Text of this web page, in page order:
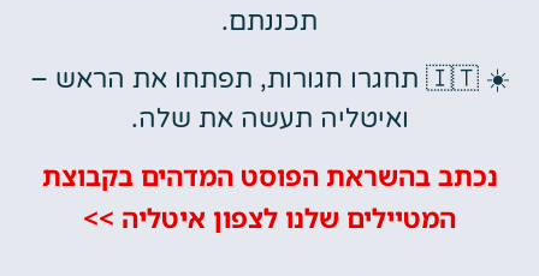
תכננתם.
☀️ 🇮🇹 תחגרו חגורות, תפתחו את הראש –
ואיטליה תעשה את שלה.
נכתב בהשראת הפוסט המדהים בקבוצת
המטיילים שלנו לצפון איטליה >>